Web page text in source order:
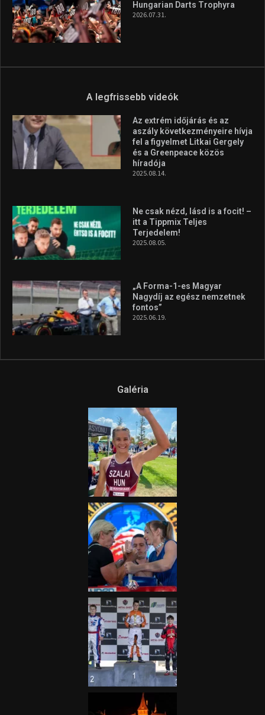
Hungarian Darts Trophyra
2026.07.31.
A legfrissebb videók
Az extrém időjárás és az
aszály következményeire hívja
fel a figyelmet Litkai Gergely
és a Greenpeace közös
híradója
2025.08.14.
Ne csak nézd, lásd is a focit! –
itt a Tippmix Teljes
Terjedelem!
2025.08.05.
„A Forma-1-es Magyar
Nagydíj az egész nemzetnek
fontos”
2025.06.19.
Galéria